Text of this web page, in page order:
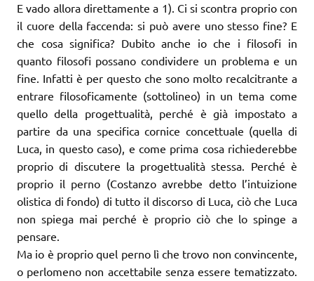
E vado allora direttamente a 1). Ci si scontra proprio con
il cuore della faccenda: si può avere uno stesso fine? E
che cosa significa? Dubito anche io che i filosofi in
quanto filosofi possano condividere un problema e un
fine. Infatti è per questo che sono molto recalcitrante a
entrare filosoficamente (sottolineo) in un tema come
quello della progettualità, perché è già impostato a
partire da una specifica cornice concettuale (quella di
Luca, in questo caso), e come prima cosa richiederebbe
proprio di discutere la progettualità stessa. Perché è
proprio il perno (Costanzo avrebbe detto l’intuizione
olistica di fondo) di tutto il discorso di Luca, ciò che Luca
non spiega mai perché è proprio ciò che lo spinge a
pensare.
Ma io è proprio quel perno lì che trovo non convincente,
o perlomeno non accettabile senza essere tematizzato.